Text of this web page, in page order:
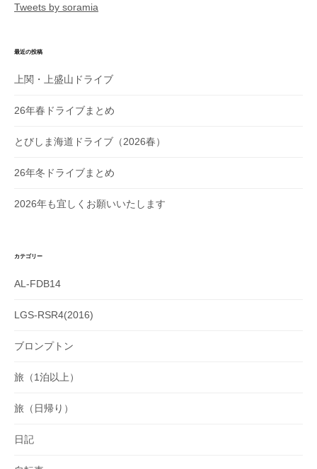
Tweets by soramia
最近の投稿
上関・上盛山ドライブ
26年春ドライブまとめ
とびしま海道ドライブ（2026春）
26年冬ドライブまとめ
2026年も宜しくお願いいたします
カテゴリー
AL-FDB14
LGS-RSR4(2016)
ブロンプトン
旅（1泊以上）
旅（日帰り）
日記